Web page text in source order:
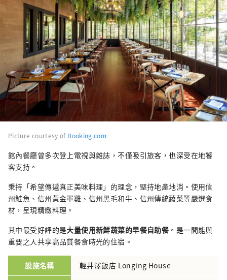
Picture courtesy of Booking.com
館內餐廳曾多次登上電視與雜誌，不僅吸引旅客，也深受在地饕
客支持。
秉持「希望傳遞真正美味料理」的理念，堅持地產地消。使用信
州鮭魚、信州黃金軍雞、信州黑毛和牛、信州傳統蔬菜等嚴選食
材，呈現精緻料理。
其中最受好評的是大量使用新鮮蔬菜的早餐自助餐 。是一間能與
重要之人共享高品質餐食時光的住宿。
設施名稱 輕井澤飯店 Longing House